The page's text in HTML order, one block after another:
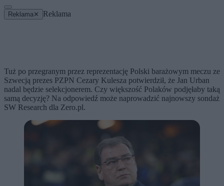
Reklama ✕ Reklama
Tuż po przegranym przez reprezentację Polski barażowym meczu ze
Szwecją prezes PZPN Cezary Kulesza potwierdził, że Jan Urban
nadal będzie selekcjonerem. Czy większość Polaków podjęłaby taką
samą decyzję? Na odpowiedź może naprowadzić najnowszy sondaż
SW Research dla Zero.pl.